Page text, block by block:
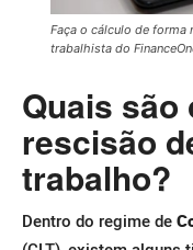
Faça o cálculo de forma
trabalhista do
Quais são
rescisão
trabalho?
Dentro do regime de